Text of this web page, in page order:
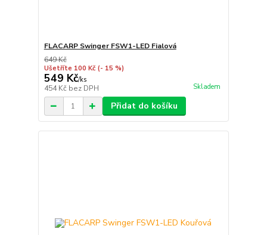
FLACARP Swinger FSW1-LED Fialová
649 Kč
Ušetříte 100 Kč (- 15 %)
549 Kč/ks
454 Kč bez DPH Skladem
Přidat do košíku